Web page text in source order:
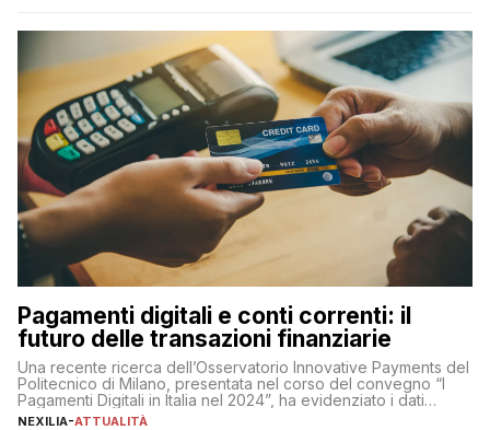
Pagamenti digitali e conti correnti: il
futuro delle transazioni finanziarie
Una recente ricerca dell’Osservatorio Innovative Payments del
Politecnico di Milano, presentata nel corso del convegno “I
Pagamenti Digitali in Italia nel 2024”, ha evidenziato i dati
definitivi del primo semestre 2024 relativamente alle
NEXILIA-ATTUALITÀ